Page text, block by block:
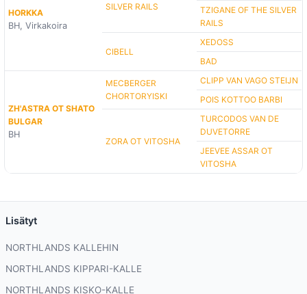
HORKKA
BH, Virkakoira
SILVER RAILS
TZIGANE OF THE SILVER
RAILS
CIBELL
XEDOSS
BAD
ZH'ASTRA OT SHATO
BULGAR
BH
MECBERGER
CHORTORYISKI
CLIPP VAN VAGO STEIJN
POIS KOTTOO BARBI
ZORA OT VITOSHA
TURCODOS VAN DE
DUVETORRE
JEEVEE ASSAR OT
VITOSHA
Lisätyt
NORTHLANDS KALLEHIN
NORTHLANDS KIPPARI-KALLE
NORTHLANDS KISKO-KALLE